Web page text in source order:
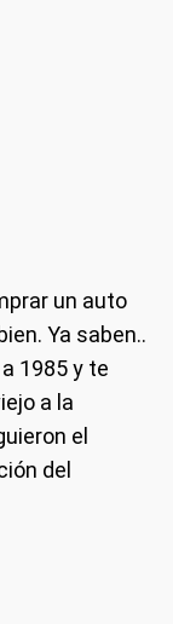
un auto
Ya saben..
1985 y te
a la
el
del